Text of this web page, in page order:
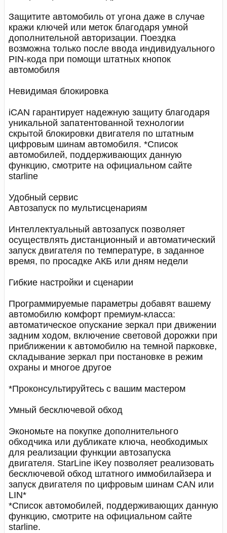
Защитите автомобиль от угона даже в случае
кражи ключей или меток благодаря умной
дополнительной авторизации. Поездка
возможна только после ввода индивидуального
PIN-кода при помощи штатных кнопок
автомобиля
Невидимая блокировка
iCAN гарантирует надежную защиту благодаря
уникальной запатентованной технологии
скрытой блокировки двигателя по штатным
цифровым шинам автомобиля. *Список
автомобилей, поддерживающих данную
функцию, смотрите на официальном сайте
starline
Удобный сервис
Автозапуск по мультисценариям
Интеллектуальный автозапуск позволяет
осуществлять дистанционный и автоматический
запуск двигателя по температуре, в заданное
время, по просадке АКБ или дням недели
Гибкие настройки и сценарии
Программируемые параметры добавят вашему
автомобилю комфорт премиум-класса:
автоматическое опускание зеркал при движении
задним ходом, включение световой дорожки при
приближении к автомобилю на темной парковке,
складывание зеркал при постановке в режим
охраны и многое другое
*Проконсультируйтесь с вашим мастером
Умный бесключевой обход
Экономьте на покупке дополнительного
обходчика или дубликате ключа, необходимых
для реализации функции автозапуска
двигателя. StarLine iKey позволяет реализовать
бесключевой обход штатного иммобилайзера и
запуск двигателя по цифровым шинам CAN или
LIN*
*Список автомобилей, поддерживающих данную
функцию, смотрите на официальном сайте
starline.